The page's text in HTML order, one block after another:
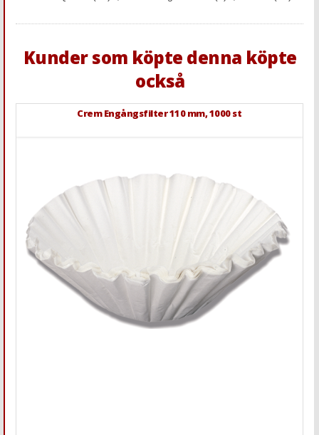
Kunder som köpte denna köpte
också
Crem Engångsfilter 110 mm, 1000 st